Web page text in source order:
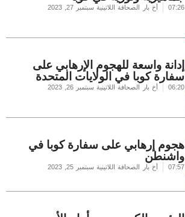
07:26 أخ بار الصحافة اللاتينية سبتمبر 27, 2023
إدانة واسعة للهجوم الإرهابي على
سفارة كوبا في الولايات المتحدة
06:20 أخ بار الصحافة اللاتينية سبتمبر 26, 2023
هجوم إرهابي على سفارة كوبا في
واشنطن
07:57 أخ بار الصحافة اللاتينية سبتمبر 25, 2023